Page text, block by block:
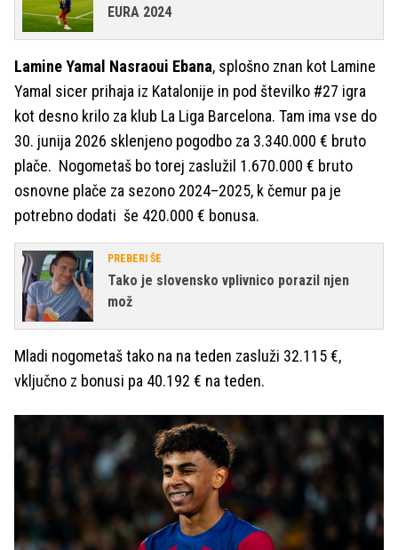
EURA 2024
Lamine Yamal Nasraoui Ebana, splošno znan kot Lamine
Yamal sicer prihaja iz Katalonije in pod številko #27 igra
kot desno krilo za klub La Liga Barcelona. Tam ima vse do
30. junija 2026 sklenjeno pogodbo za 3.340.000 € bruto
plače. Nogometaš bo torej zaslužil 1.670.000 € bruto
osnovne plače za sezono 2024–2025, k čemur pa je
potrebno dodati še 420.000 € bonusa.
PREBERI ŠE
Tako je slovensko vplivnico porazil njen
mož
Mladi nogometaš tako na na teden zasluži 32.115 €,
vključno z bonusi pa 40.192 € na teden.